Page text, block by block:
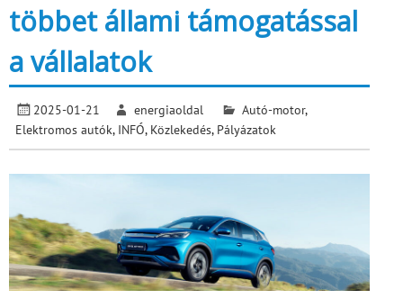
többet állami támogatással
a vállalatok
2025-01-21 energiaoldal Autó-motor,
Elektromos autók, INFÓ, Közlekedés, Pályázatok